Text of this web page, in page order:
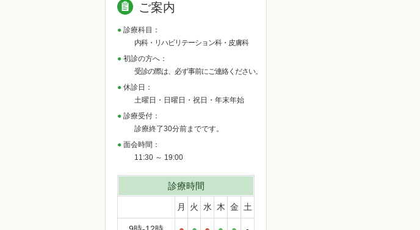
ご案内
診療科目：
内科・リハビリテーション科・皮膚科
初診の方へ：
受診の際は、必ず事前にご連絡ください。
休診日：
土曜日・日曜日・祝日・年末年始
診療受付：
診療終了30分前までです。
面会時間：
11:30 ～ 19:00
診療時間
月 火 水 木 金 土